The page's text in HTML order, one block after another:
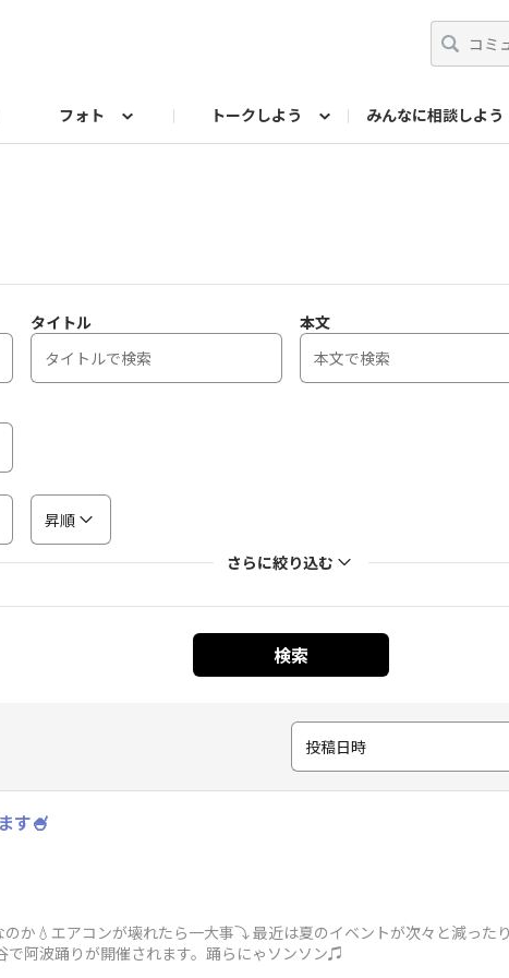
フォト トークしよう みんなに相談しよう
タイトル 本文
昇順
さらに絞り込む
検索
投稿日時
す🍧
のか💧エアコンが壊れたら一大事⤵ 最近は夏のイベントが次々と減った
で阿波踊りが開催されます。踊らにゃソンソン♫